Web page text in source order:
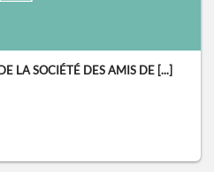
LA SOCIÉTÉ DES AMIS DE [...]